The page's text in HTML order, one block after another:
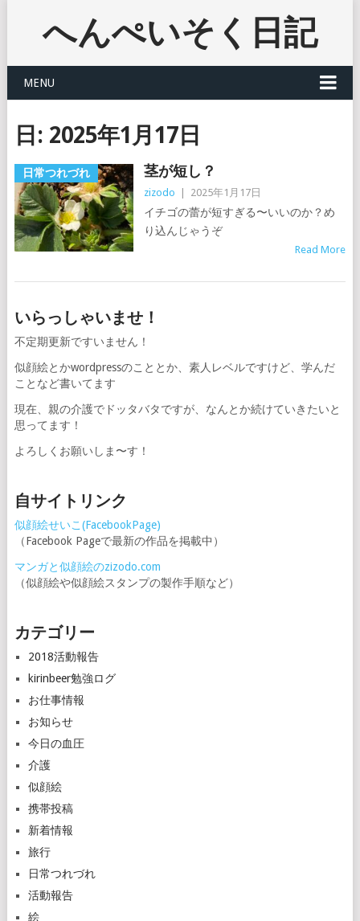
へんぺいそく日記
MENU
日: 2025年1月17日
日常つれづれ 茎が短し？
zizodo 2025年1月17日
イチゴの蕾が短すぎる〜いいのか？め
り込んじゃうぞ
Read More
いらっしゃいませ！
不定期更新ですいません！
似顔絵とかwordpressのこととか、素人レベルですけど、学んだ
ことなど書いてます
現在、親の介護でドッタバタですが、なんとか続けていきたいと
思ってます！
よろしくお願いしま〜す！
自サイトリンク
似顔絵せいこ(FacebookPage)
（Facebook Pageで最新の作品を掲載中）
マンガと似顔絵のzizodo.com
（似顔絵や似顔絵スタンプの製作手順など）
カテゴリー
2018活動報告
kirinbeer勉強ログ
お仕事情報
お知らせ
今日の血圧
介護
似顔絵
携帯投稿
新着情報
旅行
日常つれづれ
活動報告
絵